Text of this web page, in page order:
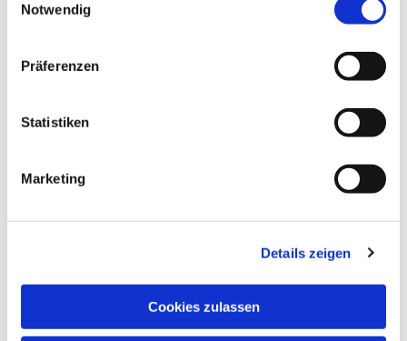
Notwendig
Präferenzen
Statistiken
Marketing
Details zeigen
Cookies zulassen
Dies könnte Sie auch